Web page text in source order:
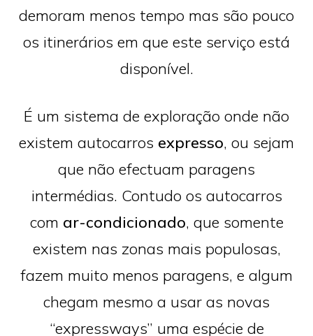
demoram menos tempo mas são pouco
os itinerários em que este serviço está
disponível.
É um sistema de exploração onde não
existem autocarros expresso, ou sejam
que não efectuam paragens
intermédias. Contudo os autocarros
com ar-condicionado, que somente
existem nas zonas mais populosas,
fazem muito menos paragens, e algum
chegam mesmo a usar as novas
“expressways” uma espécie de